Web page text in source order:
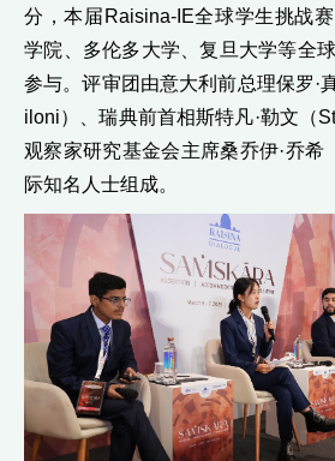
分，本届Raisina-IE全球学生挑战
学院、多伦多大学、复旦大学等全
参与。评审团由意大利前总理保罗·
iloni）、瑞典前首相斯特凡·勒文（
观察家研究基金会主席桑乔伊·乔希
际知名人士组成。